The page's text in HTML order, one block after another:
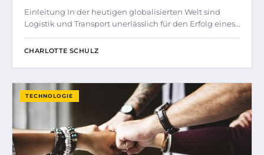
Einleitung In der heutigen globalisierten Welt sind
Logistik und Transport unerlässlich für den Erfolg eines…
CHARLOTTE SCHULZ
TECHNOLOGIE